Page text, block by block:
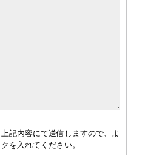
記内容にて送信しますので、よ
を入れてください。